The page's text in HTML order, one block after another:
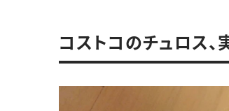
コストコのチュロス